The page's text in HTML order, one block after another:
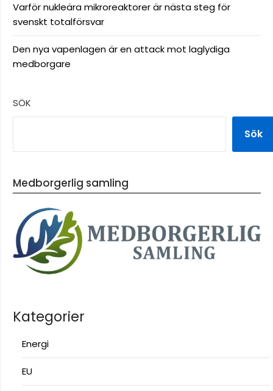
Varför nukleära mikroreaktorer är nästa steg för
svenskt totalförsvar
Den nya vapenlagen är en attack mot laglydiga
medborgare
SÖK
Sök
Medborgerlig samling
Kategorier
Energi
EU